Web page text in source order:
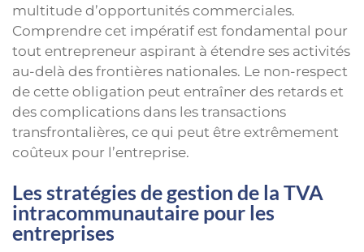
multitude d’opportunités commerciales.
Comprendre cet impératif est fondamental pour
tout entrepreneur aspirant à étendre ses activités
au-delà des frontières nationales. Le non-respect
de cette obligation peut entraîner des retards et
des complications dans les transactions
transfrontalières, ce qui peut être extrêmement
coûteux pour l’entreprise.
Les stratégies de gestion de la TVA
intracommunautaire pour les
entreprises